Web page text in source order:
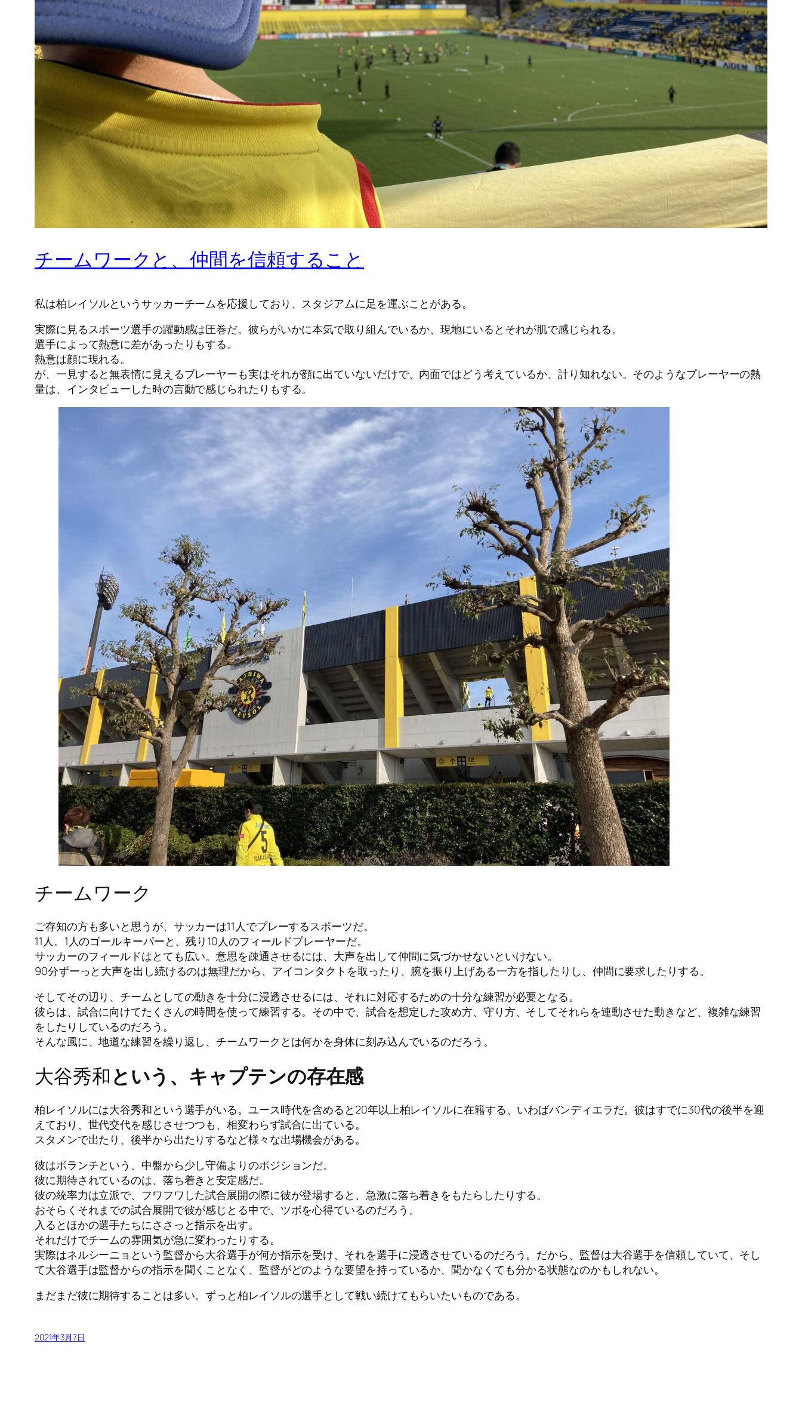
チームワークと、仲間を信頼すること
私は柏レイソルというサッカーチームを応援しており、スタジアムに足を運ぶことがある。
実際に見るスポーツ選手の躍動感は圧巻だ。彼らがいかに本気で取り組んでいるか、現地にいるとそれが肌で感じられる。
選手によって熱意に差があったりもする。
熱意は顔に現れる。
が、一見すると無表情に見えるプレーヤーも実はそれが顔に出ていないだけで、内面ではどう考えているか、計り知れない。そのようなプレーヤーの熱
量は、インタビューした時の言動で感じられたりもする。
チームワーク
ご存知の方も多いと思うが、サッカーは11人でプレーするスポーツだ。
11人。1人のゴールキーパーと、残り10人のフィールドプレーヤーだ。
サッカーのフィールドはとても広い。意思を疎通させるには、大声を出して仲間に気づかせないといけない。
90分ずーっと大声を出し続けるのは無理だから、アイコンタクトを取ったり、腕を振り上げある一方を指したりし、仲間に要求したりする。
そしてその辺り、チームとしての動きを十分に浸透させるには、それに対応するための十分な練習が必要となる。
彼らは、試合に向けてたくさんの時間を使って練習する。その中で、試合を想定した攻め方、守り方、そしてそれらを連動させた動きなど、複雑な練習
をしたりしているのだろう。
そんな風に、地道な練習を繰り返し、チームワークとは何かを身体に刻み込んでいるのだろう。
大谷秀和という、キャプテンの存在感
柏レイソルには大谷秀和という選手がいる。ユース時代を含めると20年以上柏レイソルに在籍する、いわばバンディエラだ。彼はすでに30代の後半を迎
えており、世代交代を感じさせつつも、相変わらず試合に出ている。
スタメンで出たり、後半から出たりするなど様々な出場機会がある。
彼はボランチという、中盤から少し守備よりのポジションだ。
彼に期待されているのは、落ち着きと安定感だ。
彼の統率力は立派で、フワフワした試合展開の際に彼が登場すると、急激に落ち着きをもたらしたりする。
おそらくそれまでの試合展開で彼が感じとる中で、ツボを心得ているのだろう。
入るとほかの選手たちにささっと指示を出す。
それだけでチームの雰囲気が急に変わったりする。
実際はネルシーニョという監督から大谷選手が何か指示を受け、それを選手に浸透させているのだろう。だから、監督は大谷選手を信頼していて、そし
て大谷選手は監督からの指示を聞くことなく、監督がどのような要望を持っているか、聞かなくても分かる状態なのかもしれない。
まだまだ彼に期待することは多い。ずっと柏レイソルの選手として戦い続けてもらいたいものである。
2021年3月7日